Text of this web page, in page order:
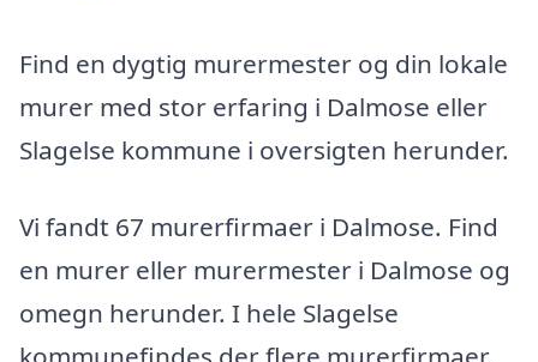
Find en dygtig murermester og din lokale
murer med stor erfaring i Dalmose eller
Slagelse kommune i oversigten herunder.
Vi fandt 67 murerfirmaer i Dalmose. Find
en murer eller murermester i Dalmose og
omegn herunder. I hele Slagelse